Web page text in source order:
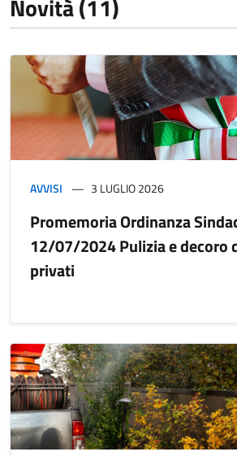
Novità (11)
AVVISI 3 LUGLIO 2026
Promemoria Ordinanza
12/07/2024 Pulizia e decoro
privati